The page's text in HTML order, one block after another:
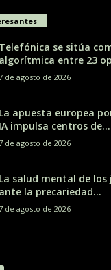
Telefónica se sitúa
algorítmica entre 23
de agosto de 2026
La apuesta europea
IA impulsa centros de...
de agosto de 2026
La salud mental de los
ante la precariedad...
de agosto de 2026